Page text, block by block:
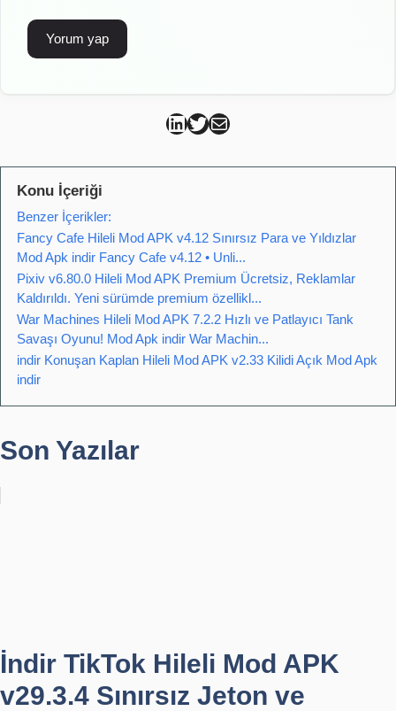
Can Kütahya Linkedin
Can Kütahya Twitter
Can Kütahya Mail
Konu İçeriği
Benzer İçerikler:
Fancy Cafe Hileli Mod APK v4.12 Sınırsız Para ve Yıldızlar
Mod Apk indir Fancy Cafe v4.12 • Unli...
Pixiv v6.80.0 Hileli Mod APK Premium Ücretsiz, Reklamlar
Kaldırıldı. Yeni sürümde premium özellikl...
War Machines Hileli Mod APK 7.2.2 Hızlı ve Patlayıcı Tank
Savaşı Oyunu! Mod Apk indir War Machin...
indir Konuşan Kaplan Hileli Mod APK v2.33 Kilidi Açık Mod Apk
indir
Son Yazılar
İndir TikTok Hileli Mod APK
v29.3.4 Sınırsız Jeton ve